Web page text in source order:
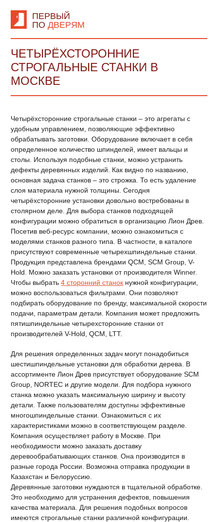
ПЕРВЫЙ
ПО ДВЕРЯМ
ЧЕТЫРЁХСТОРОННИЕ
СТРОГАЛЬНЫЕ СТАНКИ В
МОСКВЕ
Четырёхсторонние строгальные станки – это агрегаты с
удобным управлением, позволяющие эффективно
обрабатывать заготовки. Оборудование включает в себя
определенное количество шпинделей, имеет вальцы и
столы. Используя подобные станки, можно устранить
дефекты деревянных изделий. Как видно по названию,
основная задача станков – это строжка. То есть удаление
слоя материала нужной толщины. Сегодня
четырёхсторонние установки довольно востребованы в
столярном деле. Для выбора станков подходящей
конфигурации можно обратиться в организацию Лион Древ.
Посетив веб-ресурс компании, можно ознакомиться с
моделями станков разного типа. В частности, в каталоге
присутствуют современные четырехшпиндельные станки.
Продукция представлена брендами QCM, SCM Group, V-
Hold. Можно заказать установки от производителя Winner.
Чтобы выбрать4 сторонний станок нужной конфигурации,
можно воспользоваться фильтрами. Они позволяют
подбирать оборудование по бренду, максимальной скорости
подачи, параметрам детали. Компания может предложить
пятишпиндельные четырехсторонние станки от
производителей V-Hold, QCM, LTT.
Для решения определенных задач могут понадобиться
шестишпиндельные установки для обработки дерева. В
ассортименте Лион Древ присутствует оборудование SCM
Group, NORTEC и другие модели. Для подбора нужного
станка можно указать максимальную ширину и высоту
детали. Также пользователям доступны эффективные
многошпиндельные станки. Ознакомиться с их
характеристиками можно в соответствующем разделе.
Компания осуществляет работу в Москве. При
необходимости можно заказать доставку
деревообрабатывающих станков. Она производится в
разные города России. Возможна отправка продукции в
Казахстан и Белоруссию.
Деревянные заготовки нуждаются в тщательной обработке.
Это необходимо для устранения дефектов, повышения
качества материала. Для решения подобных вопросов
имеются строгальные станки различной конфигурации.